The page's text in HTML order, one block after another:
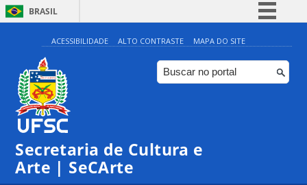
BRASIL
Simplifique!
Comunica BR
Participe
ACESSIBILIDADE ALTO CONTRASTE MAPA DO SITE
Secretaria de Cultura e
Arte | SeCArte